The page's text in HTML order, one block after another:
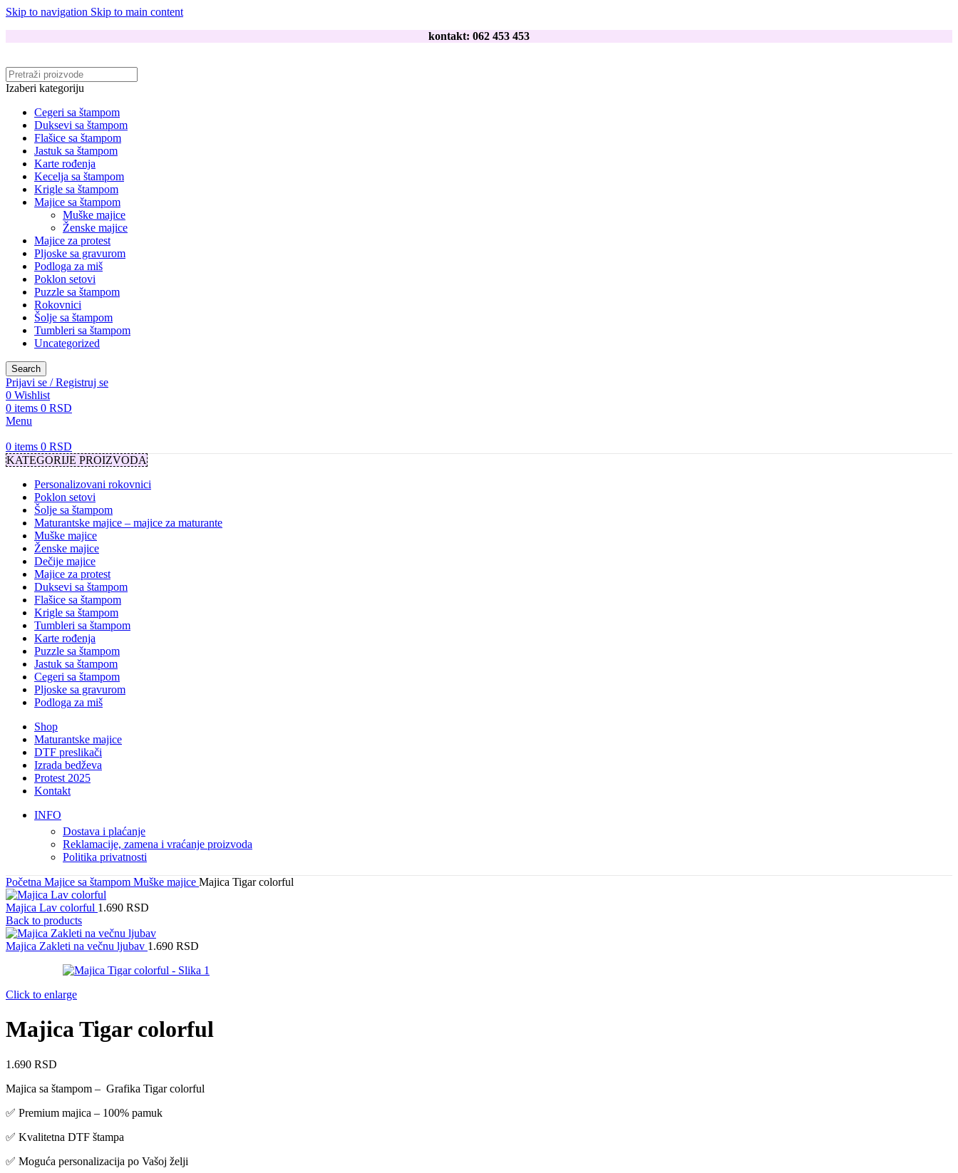
Skip to navigation Skip to main content
kontakt: 062 453 453
Izaberi kategoriju
Cegeri sa štampom
Duksevi sa štampom
Flašice sa štampom
Jastuk sa štampom
Karte rođenja
Kecelja sa štampom
Krigle sa štampom
Majice sa štampom
Muške majice
Ženske majice
Majice za protest
Pljoske sa gravurom
Podloga za miš
Poklon setovi
Puzzle sa štampom
Rokovnici
Šolje sa štampom
Tumbleri sa štampom
Uncategorized
Search
Prijavi se / Registruj se
0 Wishlist
0 items 0 RSD
Menu
0 items 0 RSD
KATEGORIJE PROIZVODA
Personalizovani rokovnici
Poklon setovi
Šolje sa štampom
Maturantske majice – majice za maturante
Muške majice
Ženske majice
Dečije majice
Majice za protest
Duksevi sa štampom
Flašice sa štampom
Krigle sa štampom
Tumbleri sa štampom
Karte rođenja
Puzzle sa štampom
Jastuk sa štampom
Cegeri sa štampom
Pljoske sa gravurom
Podloga za miš
Shop
Maturantske majice
DTF preslikači
Izrada bedževa
Protest 2025
Kontakt
INFO
Dostava i plaćanje
Reklamacije, zamena i vraćanje proizvoda
Politika privatnosti
Početna Majice sa štampom Muške majice Majica Tigar colorful
Majica Lav colorful 1.690 RSD
Back to products
Majica Zakleti na večnu ljubav 1.690 RSD
Click to enlarge
Majica Tigar colorful
1.690 RSD
Majica sa štampom – Grafika Tigar colorful
✅ Premium majica – 100% pamuk
✅ Kvalitetna DTF štampa
✅ Moguća personalizacija po Vašoj želji